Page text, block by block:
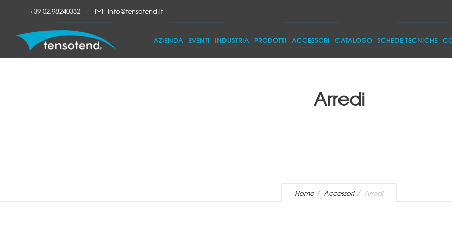
+39 02.98240332 info@tensotend.it
AZIENDA EVENTI INDUSTRIA PRODOTTI ACCESSORI CATALOGO SCHEDE TECNICHE
Arredi
Home Accessori Arredi